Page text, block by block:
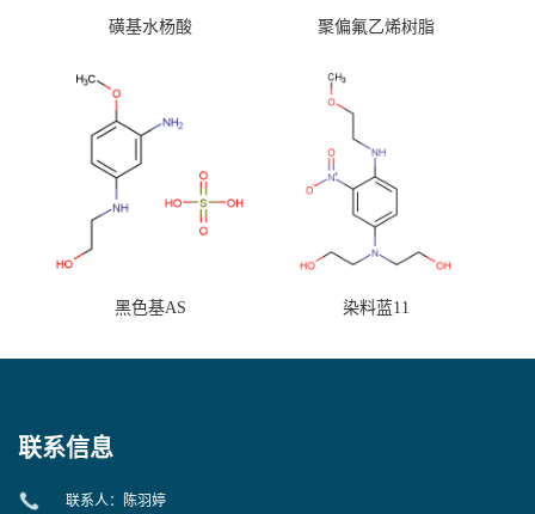
磺基水杨酸 聚偏氟乙烯树脂
黑色基AS 染料蓝11
联系信息
联系人：陈羽婷